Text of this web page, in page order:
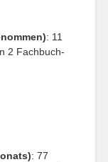
: 11
2 Fachbuch-
: 77